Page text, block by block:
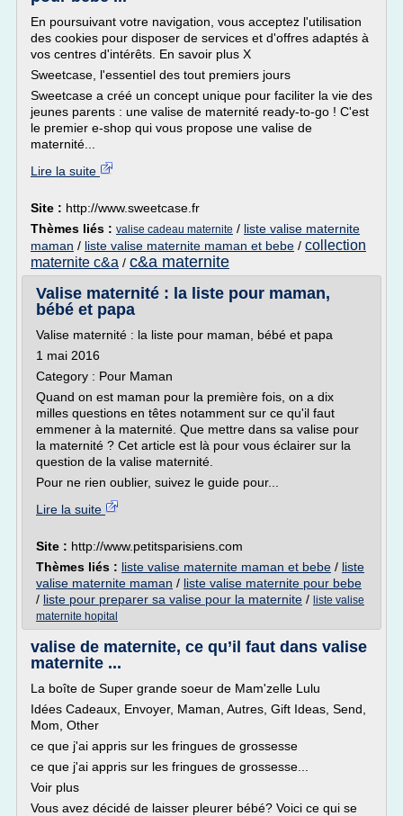
En poursuivant votre navigation, vous acceptez l'utilisation
des cookies pour disposer de services et d'offres adaptés à
vos centres d'intérêts. En savoir plus X
Sweetcase, l'essentiel des tout premiers jours
Sweetcase a créé un concept unique pour faciliter la vie des
jeunes parents : une valise de maternité ready-to-go ! C'est
le premier e-shop qui vous propose une valise de
maternité...
Lire la suite
Site : http://www.sweetcase.fr
Thèmes liés : valise cadeau maternite / liste valise maternite
maman / liste valise maternite maman et bebe / collection
maternite c&a / c&a maternite
Valise maternité : la liste pour maman,
bébé et papa
Valise maternité : la liste pour maman, bébé et papa
1 mai 2016
Category : Pour Maman
Quand on est maman pour la première fois, on a dix
milles questions en têtes notamment sur ce qu'il faut
emmener à la maternité. Que mettre dans sa valise pour
la maternité ? Cet article est là pour vous éclairer sur la
question de la valise maternité.
Pour ne rien oublier, suivez le guide pour...
Lire la suite
Site : http://www.petitsparisiens.com
Thèmes liés : liste valise maternite maman et bebe / liste
valise maternite maman / liste valise maternite pour bebe
/ liste pour preparer sa valise pour la maternite / liste valise
maternite hopital
valise de maternite, ce qu’il faut dans valise
maternite ...
La boîte de Super grande soeur de Mam'zelle Lulu
Idées Cadeaux, Envoyer, Maman, Autres, Gift Ideas, Send,
Mom, Other
ce que j'ai appris sur les fringues de grossesse
ce que j'ai appris sur les fringues de grossesse...
Voir plus
Vous avez décidé de laisser pleurer bébé? Voici ce qui se